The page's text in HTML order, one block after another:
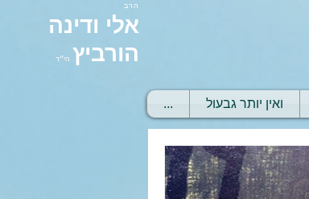
הרב
אלי ודינה
הורביץ הי״ד
ואין יותר גבעול ...